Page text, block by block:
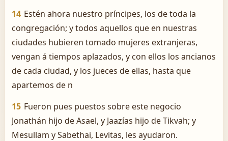
14 Estén ahora nuestro príncipes, los de toda la
congregación; y todos aquellos que en nuestras
ciudades hubieren tomado mujeres extranjeras,
vengan á tiempos aplazados, y con ellos los ancianos
de cada ciudad, y los jueces de ellas, hasta que
apartemos de n
15 Fueron pues puestos sobre este negocio
Jonathán hijo de Asael, y Jaazías hijo de Tikvah; y
Mesullam y Sabethai, Levitas, les ayudaron.